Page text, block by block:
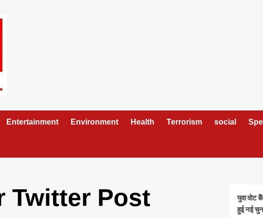
Entertainment Environment Health Terrorism social
Twitter Post
युवा वोट
हुई नई